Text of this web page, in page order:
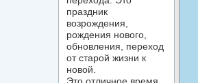
праздник
возрождения,
рождения нового,
обновления, переход
от старой жизни к
новой.